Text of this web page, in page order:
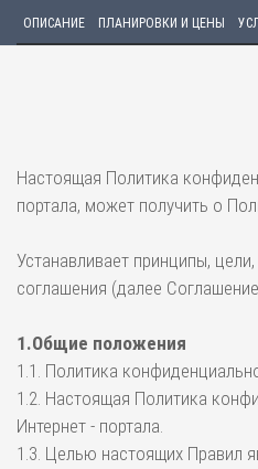
ОПИСАНИЕ ПЛАНИРОВКИ И ЦЕНЫ
Настоящая Политика
портала, может получить о
Устанавливает принципы,
соглашения (далее
1.Общие положения
1.1. Политика
1.2. Настоящая Политика
Интернет - портала.
1.3. Целью настоящих Правил